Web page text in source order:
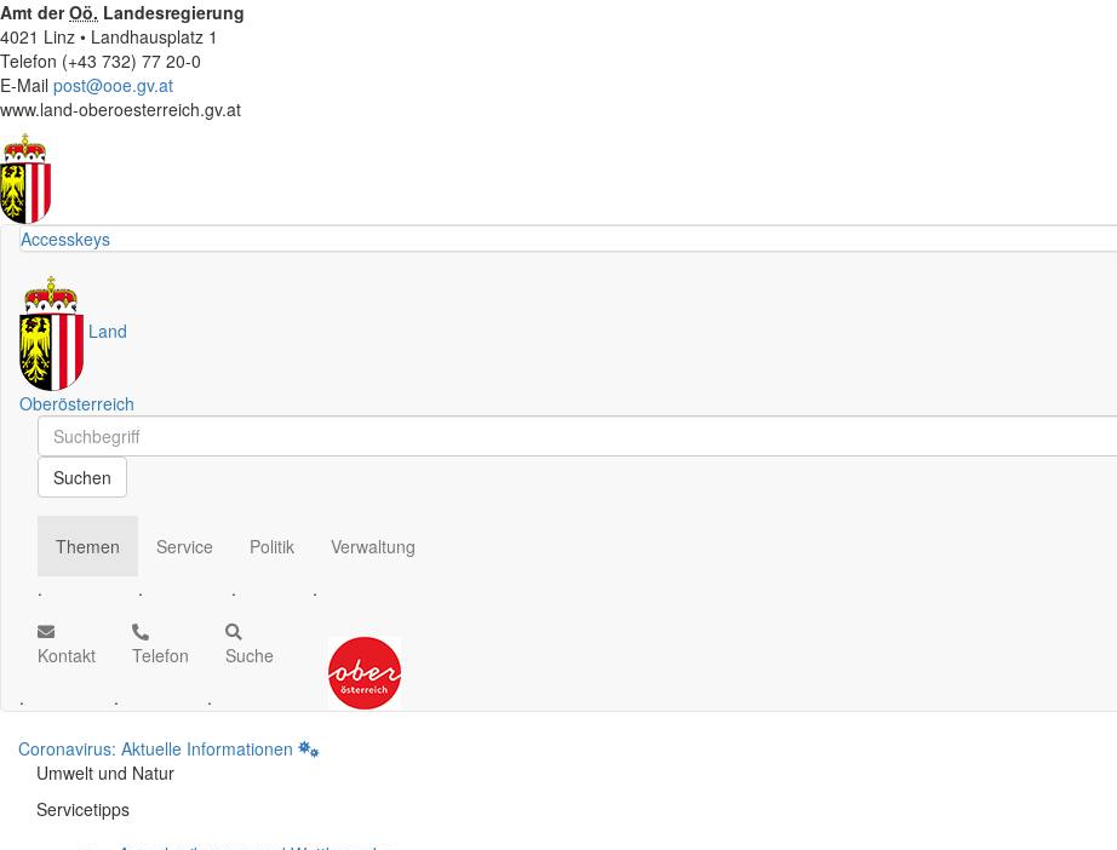
Amt derOö. Landesregierung
4021 Linz • Landhausplatz 1
Telefon (+43 732) 77 20-0
E-Mail post@ooe.gv.at
www.land-oberoesterreich.gv.at
Accesskeys
Land
Oberösterreich
Schnellsuche
Schnellsuche
Suchen
Themen
.
Service
.
Politik
.
Verwaltung
.
Kontakt
.
Telefon
.
Suche
.
Coronavirus: Aktuelle Informationen
Umwelt und Natur
Servicetipps